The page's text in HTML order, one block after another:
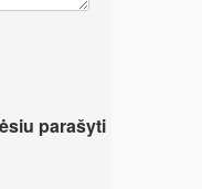
parašyti